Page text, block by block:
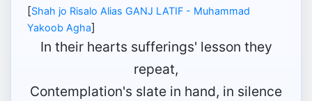
[Shah jo Risalo Alias GANJ LATIF - Muhammad
Yakoob Agha]
In their hearts sufferings' lesson they
repeat,
Contemplation's slate in hand, in silence